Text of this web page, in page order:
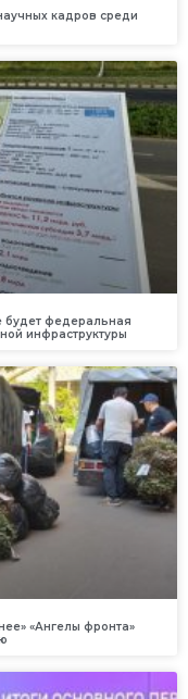
кадров среди
будет федеральная
инфраструктуры
«Ангелы фронта»